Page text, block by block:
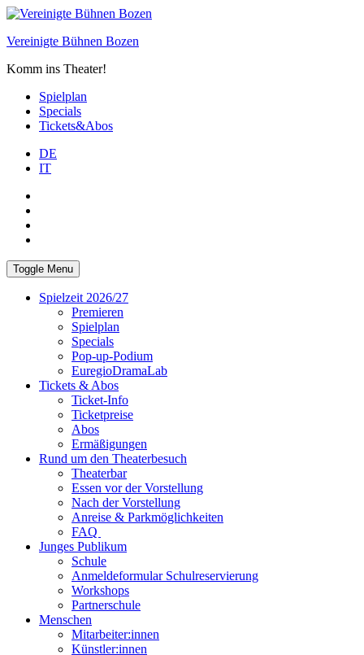
Skip
content
Vereinigte Bühnen Bozen
Komm ins Theater!
Spielplan
Specials
Tickets&Abos
DE
IT
Toggle Menu
Spielzeit 2026/27
Premieren
Spielplan
Specials
Pop-up-Podium
EuregioDramaLab
Tickets & Abos
Ticket-Info
Ticketpreise
Abos
Ermäßigungen
Rund um den Theaterbesuch
Theaterbar
Essen vor der Vorstellung
Nach der Vorstellung
Anreise & Parkmöglichkeiten
FAQ
Junges Publikum
Schule
Anmeldeformular Schulreservierung
Workshops
Partnerschule
Menschen
Mitarbeiter:innen
Künstler:innen